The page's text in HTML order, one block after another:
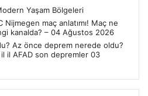
Yaşam Bölgeleri
Nijmegen maç anlatımı! Maç ne
kanalda? – 04 Ağustos 2026
Az önce deprem nerede oldu?
il AFAD son depremler 03